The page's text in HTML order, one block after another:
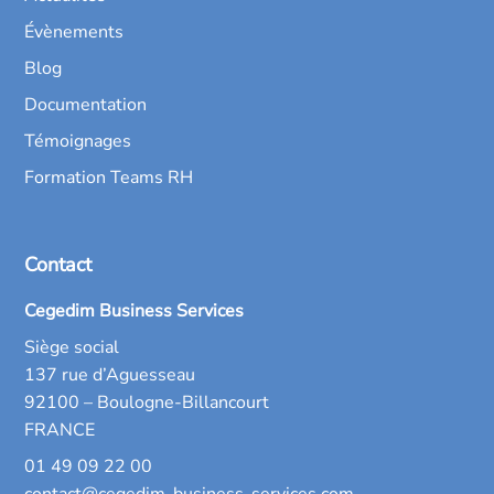
Évènements
Blog
Documentation
Témoignages
Formation Teams RH
Contact
Cegedim Business Services
Siège social
137 rue d’Aguesseau
92100 – Boulogne-Billancourt
FRANCE
01 49 09 22 00